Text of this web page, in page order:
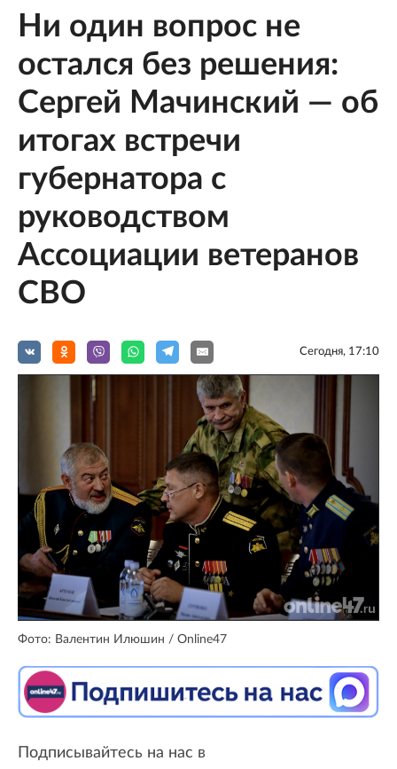
Ни один вопрос не
остался без решения:
Сергей Мачинский — об
итогах встречи
губернатора с
руководством
Ассоциации ветеранов
СВО
Сегодня, 17:10
Фото: Валентин Илюшин / Online47
Подписывайтесь на нас в